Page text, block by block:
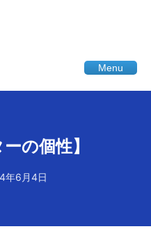
Menu
の個性】
年6月4日